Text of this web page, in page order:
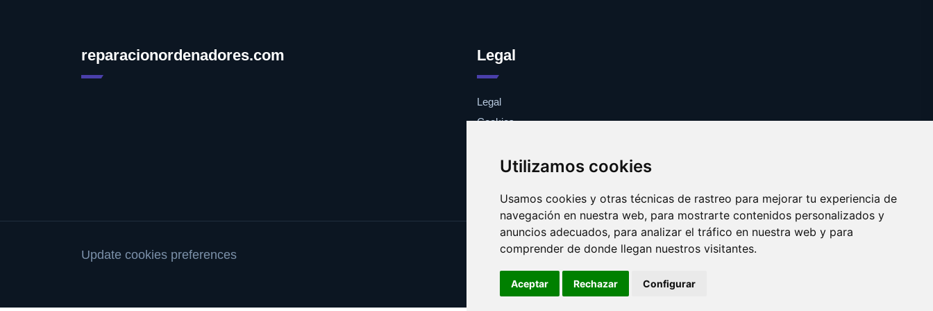
Utilizamos cookies
Usamos cookies y otras técnicas de rastreo para mejorar tu experiencia de
navegación en nuestra web, para mostrarte contenidos personalizados y
anuncios adecuados, para analizar el tráfico en nuestra web y para
comprender de donde llegan nuestros visitantes.
Aceptar Rechazar Configurar
reparacionordenadores.com Legal
Legal
Cookies
Update cookies preferences
Copyright © 2025